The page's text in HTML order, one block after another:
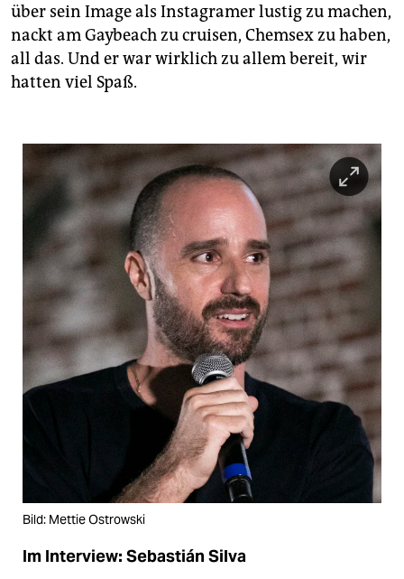
über sein Image als Instagramer lustig zu machen,
nackt am Gaybeach zu cruisen, Chemsex zu haben,
all das. Und er war wirklich zu allem bereit, wir
hatten viel Spaß.
Bild: Mettie Ostrowski
Im Interview: Sebastián Silva